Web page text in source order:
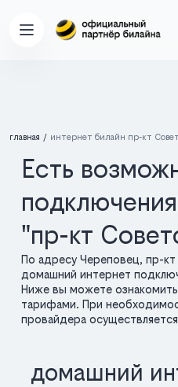
главная интернет билайн пр-кт
Есть
"пр-кт
По адресу Череповец, пр-
домашний интернет
Ниже вы можете
тарифами. При
провайдера
домашний